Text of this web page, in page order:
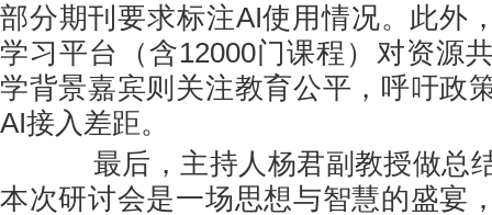
部分期刊要求标注AI使用情况。此外
学习平台（含12000门课程）对资源
学背景嘉宾则关注教育公平，呼吁政
AI接入差距。
最后，主持人杨君副教授做总
本次研讨会是一场思想与智慧的盛宴